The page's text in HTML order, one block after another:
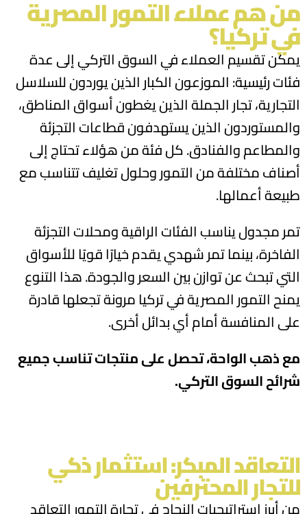
من هم عملاء التمور المصرية
في تركيا؟
يمكن تقسيم العملاء في السوق التركي إلى عدة
فئات رئيسية: الموزعون الكبار الذين يوردون للسلاسل
التجارية، تجار الجملة الذين يغطون أسواق المناطق،
والمستوردون الذين يستهدفون قطاعات التجزئة
والمطاعم والفنادق. كل فئة من هؤلاء تحتاج إلى
أصناف مختلفة من التمور وحلول تغليف تتناسب مع
طبيعة أعمالها.
تمر مجدول يناسب الفئات الراقية ومحلات التجزئة
الفاخرة، بينما تمر شهدي يقدم خيارًا قويًا للأسواق
التي تبحث عن توازن بين السعر والجودة. هذا التنوع
يمنح التمور المصرية في تركيا مرونة تجعلها قادرة
على المنافسة أمام أي بدائل أخرى.
مع ذهب الواحة، تحصل على منتجات تناسب جميع
شرائح السوق التركي.
التعاقد المبكر: استثمار ذكي
للتجار المحترفين
من أبرز استراتيجيات النجاح في تجارة التمور التعاقد